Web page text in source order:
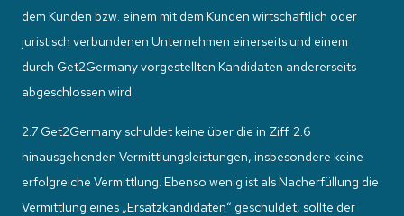
dem Kunden bzw. einem mit dem Kunden wirtschaftlich oder
juristisch verbundenen Unternehmen einerseits und einem
durch Get2Germany vorgestellten Kandidaten andererseits
abgeschlossen wird.
2.7 Get2Germany schuldet keine über die in Ziff. 2.6
hinausgehenden Vermittlungsleistungen, insbesondere keine
erfolgreiche Vermittlung. Ebenso wenig ist als Nacherfüllung die
Vermittlung eines „Ersatzkandidaten“ geschuldet, sollte der